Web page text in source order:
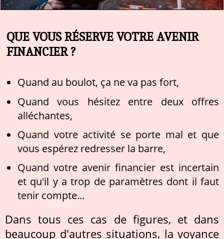
QUE VOUS RÉSERVE VOTRE AVENIR
FINANCIER ?
Quand au boulot, ça ne va pas fort,
Quand vous hésitez entre deux offres
alléchantes,
Quand votre activité se porte mal et que
vous espérez redresser la barre,
Quand votre avenir financier est incertain
et qu'il y a trop de paramètres dont il faut
tenir compte...
Dans tous ces cas de figures, et dans
beaucoup d'autres situations, la voyance